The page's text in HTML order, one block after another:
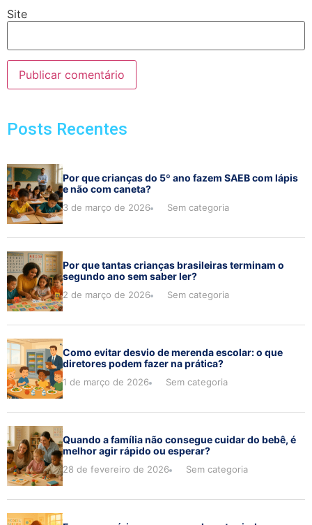
Site
Posts Recentes
Por que crianças do 5º ano fazem SAEB com lápis
e não com caneta?
3 de março de 2026 Sem categoria
Por que tantas crianças brasileiras terminam o
segundo ano sem saber ler?
2 de março de 2026 Sem categoria
Como evitar desvio de merenda escolar: o que
diretores podem fazer na prática?
1 de março de 2026 Sem categoria
Quando a família não consegue cuidar do bebê, é
melhor agir rápido ou esperar?
28 de fevereiro de 2026 Sem categoria